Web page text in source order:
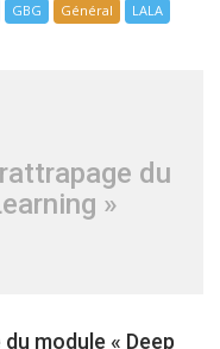
GBG Général
LALA
du
»
module « Deep